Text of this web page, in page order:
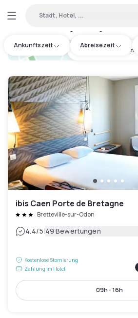
Stadt, Hotel, ...
Ankunftszeit Abreisezeit
hotel.cta.view_map
ibis Caen Porte de Bretagne
Bretteville-sur-Odon
4.4/5|49 Bewertungen
Kostenlose Stornierung
Zahlung im Hotel
09h - 16h